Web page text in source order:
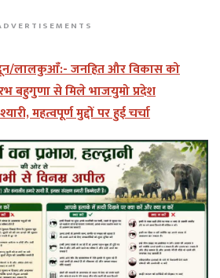
लालकुआँ:- जनहित और विकास को
बहुगुणा से मिले भाजयुमो प्रदेश
महत्वपूर्ण मुद्दों पर हुई चर्चा